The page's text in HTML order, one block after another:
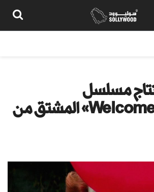
مسلسل
«Welcome to Derry» المشتق من